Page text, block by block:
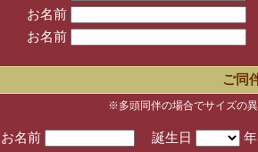
お名前
お名前
ご同
※多頭同伴の場合でサイズの
お名前 誕生日